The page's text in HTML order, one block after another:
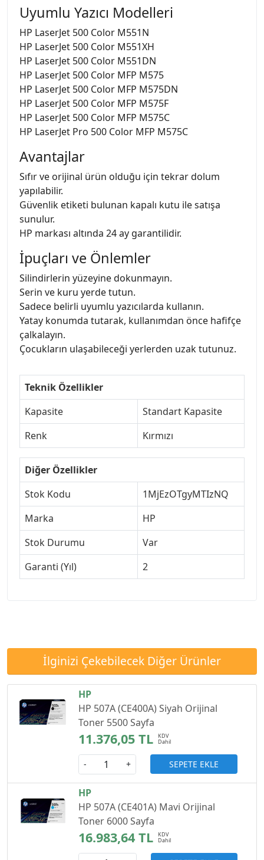
Uyumlu Yazıcı Modelleri
HP LaserJet 500 Color M551N
HP LaserJet 500 Color M551XH
HP LaserJet 500 Color M551DN
HP LaserJet 500 Color MFP M575
HP LaserJet 500 Color MFP M575DN
HP LaserJet 500 Color MFP M575F
HP LaserJet 500 Color MFP M575C
HP LaserJet Pro 500 Color MFP M575C
Avantajlar
Sıfır ve orijinal ürün olduğu için tekrar dolum
yapılabilir.
Güvenlik etiketi bulunan kapalı kutu ile satışa
sunulur.
HP markası altında 24 ay garantilidir.
İpuçları ve Önlemler
Silindirlerin yüzeyine dokunmayın.
Serin ve kuru yerde tutun.
Sadece belirli uyumlu yazıcılarda kullanın.
Yatay konumda tutarak, kullanımdan önce hafifçe
çalkalayın.
Çocukların ulaşabileceği yerlerden uzak tutunuz.
Teknik Özellikler
Kapasite
Standart Kapasite
Renk
Kırmızı
Diğer Özellikler
Stok Kodu
1MjEzOTgyMTIzNQ
Marka
HP
Stok Durumu
Var
Garanti (Yıl)
2
İlginizi Çekebilecek Diğer Ürünler
HP
HP 507A (CE400A) Siyah Orijinal
Toner 5500 Sayfa
11.376,05 TL
- + SEPETE EKLE
HP
HP 507A (CE401A) Mavi Orijinal
Toner 6000 Sayfa
16.983,64 TL